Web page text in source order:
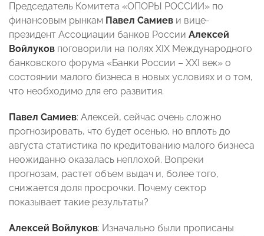
Председатель Комитета «ОПОРЫ РОССИИ» по
финансовым рынкам Павел Самиев и вице-
президент Ассоциации банков России Алексей
Войлуков поговорили на полях XIX Международного
банковского форума «Банки России – XXI век» о
состоянии малого бизнеса в новых условиях и о том,
что необходимо для его развития.
Павел Самиев: Алексей, сейчас очень сложно
прогнозировать, что будет осенью, но вплоть до
августа статистика по кредитованию малого бизнеса
неожиданно оказалась неплохой. Вопреки
прогнозам, растет объем выдач и, более того,
снижается доля просрочки. Почему сектор
показывает такие результаты?
Алексей Войлуков: Изначально были прописаны